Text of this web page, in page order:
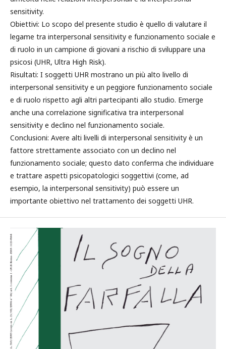
sensitivity.
Obiettivi: Lo scopo del presente studio è quello di valutare il
legame tra interpersonal sensitivity e funzionamento sociale e
di ruolo in un campione di giovani a rischio di sviluppare una
psicosi (UHR, Ultra High Risk).
Risultati: I soggetti UHR mostrano un più alto livello di
interpersonal sensitivity e un peggiore funzionamento sociale
e di ruolo rispetto agli altri partecipanti allo studio. Emerge
anche una correlazione significativa tra interpersonal
sensitivity e declino nel funzionamento sociale.
Conclusioni: Avere alti livelli di interpersonal sensitivity è un
fattore strettamente associato con un declino nel
funzionamento sociale; questo dato conferma che individuare
e trattare aspetti psicopatologici soggettivi (come, ad
esempio, la interpersonal sensitivity) può essere un
importante obiettivo nel trattamento dei soggetti UHR.